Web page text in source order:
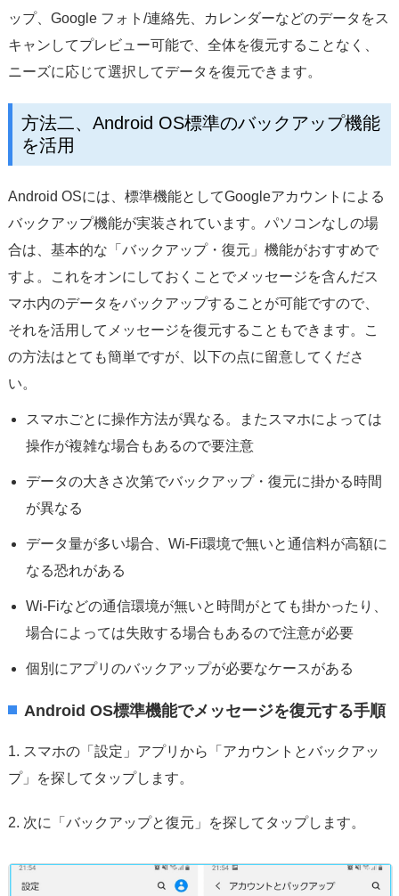
ップ、Google フォト/連絡先、カレンダーなどのデータをス
キャンしてプレビュー可能で、全体を復元することなく、
ニーズに応じて選択してデータを復元できます。
方法二、Android OS標準のバックアップ機能
を活用
Android OSには、標準機能としてGoogleアカウントによる
バックアップ機能が実装されています。パソコンなしの場
合は、基本的な「バックアップ・復元」機能がおすすめで
すよ。これをオンにしておくことでメッセージを含んだス
マホ内のデータをバックアップすることが可能ですので、
それを活用してメッセージを復元することもできます。こ
の方法はとても簡単ですが、以下の点に留意してくださ
い。
スマホごとに操作方法が異なる。またスマホによっては
操作が複雑な場合もあるので要注意
データの大きさ次第でバックアップ・復元に掛かる時間
が異なる
データ量が多い場合、Wi-Fi環境で無いと通信料が高額に
なる恐れがある
Wi-Fiなどの通信環境が無いと時間がとても掛かったり、
場合によっては失敗する場合もあるので注意が必要
個別にアプリのバックアップが必要なケースがある
Android OS標準機能でメッセージを復元する手順
1. スマホの「設定」アプリから「アカウントとバックアッ
プ」を探してタップします。
2. 次に「バックアップと復元」を探してタップします。